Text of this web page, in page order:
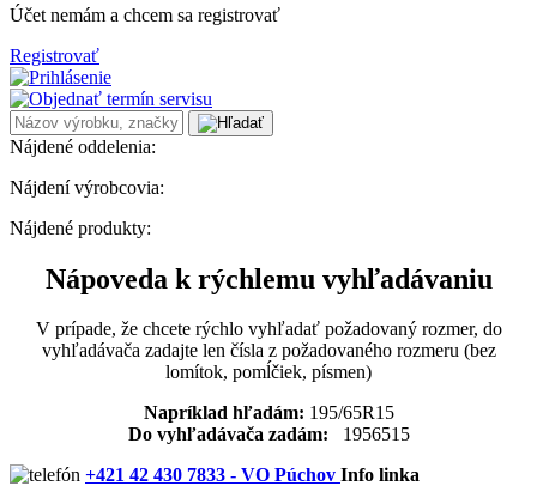
Účet nemám a chcem sa registrovať
Registrovať
Nájdené oddelenia:
Nájdení výrobcovia:
Nájdené produkty:
Nápoveda k rýchlemu vyhľadávaniu
V prípade, že chcete rýchlo vyhľadať požadovaný rozmer, do
vyhľadávača zadajte len čísla z požadovaného rozmeru (bez
lomítok, pomĺčiek, písmen)
Napríklad hľadám: 195/65R15
Do vyhľadávača zadám: 1956515
+421 42 430 7833 - VO Púchov Info linka